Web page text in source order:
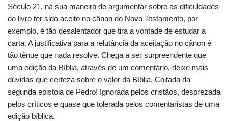
Século 21, na sua maneira de argumentar sobre as dificuldades
do livro ter sido aceito no cânon do Novo Testamento, por
exemplo, é tão desalentador que tira a vontade de estudar a
carta. A justificativa para a relutância da aceitação no cânon é
tão tênue que nada resolve. Chega a ser surpreendente que
uma edição da Bíblia, através de um comentário, deixe mais
dúvidas que certeza sobre o valor da Bíblia. Coitada da
segunda epistola de Pedro! Ignorada pelos cristãos, desprezada
pelos críticos e quase que tolerada pelos comentaristas de uma
edição bíblica.